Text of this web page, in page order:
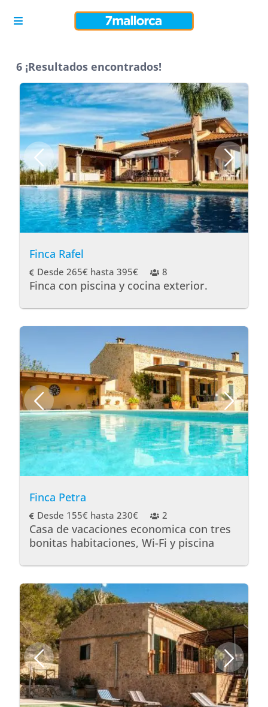
6 ¡Resultados encontrados!
Finca Rafel
Desde 265€ hasta 395€ 8
Finca con piscina y cocina exterior.
Finca Petra
Desde 155€ hasta 230€ 2
Casa de vacaciones economica con tres
bonitas habitaciones, Wi-Fi y piscina